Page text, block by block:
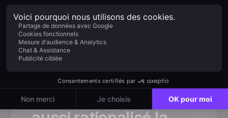
«GrâceàPositive
User,nous
seulement
considérablement
élarginotrebase
d’audience,mais